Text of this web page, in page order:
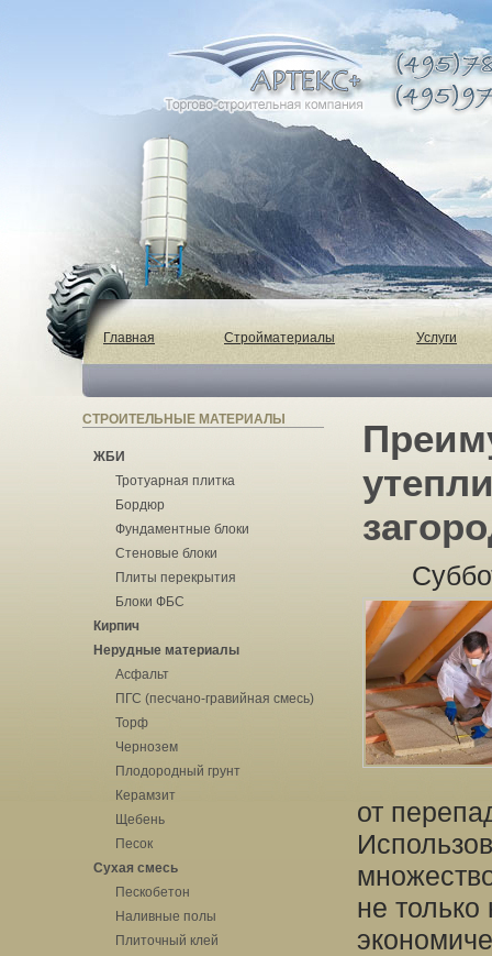
Главная Стройматериалы Услуги
СТРОИТЕЛЬНЫЕ МАТЕРИАЛЫ
ЖБИ
Тротуарная плитка
Бордюр
Фундаментные блоки
Стеновые блоки
Плиты перекрытия
Блоки ФБС
Кирпич
Нерудные материалы
Асфальт
ПГС (песчано-гравийная смесь)
Торф
Чернозем
Плодородный грунт
Керамзит
Щебень
Песок
Сухая смесь
Пескобетон
Наливные полы
Плиточный клей
от
не